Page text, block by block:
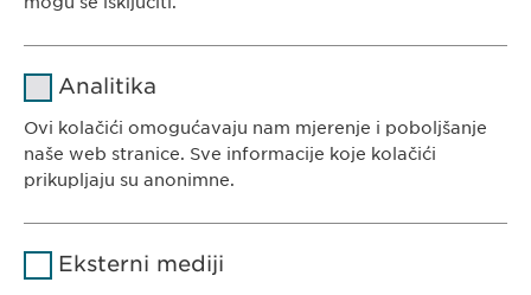
Bosna i Hercegovina
sgalinski
Trajanje
Svrha
saglasnosti kolačića.
Analitika
Ovi kolačići omogućavaju nam mjerenje i poboljšanje
naše web stranice. Sve informacije koje kolačići
prikupljaju su anonimne.
Eksterni mediji